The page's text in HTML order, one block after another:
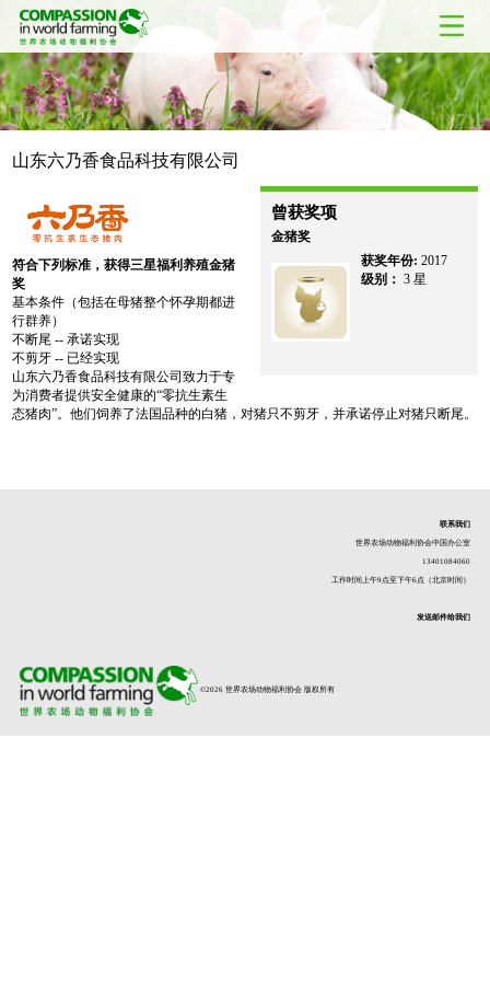
山东六乃香食品科技有限公司
曾获奖项
金猪奖
获奖年份: 2017
级别： 3 星
符合下列标准，获得三星福利养殖金猪
奖
基本条件（包括在母猪整个怀孕期都进
行群养）
不断尾 -- 承诺实现
不剪牙 -- 已经实现
山东六乃香食品科技有限公司致力于专
为消费者提供安全健康的“零抗生素生
态猪肉”。他们饲养了法国品种的白猪，对猪只不剪牙，并承诺停止对猪只断尾。
联系我们
世界农场动物福利协会中国办公室
13401084060
工作时间上午9点至下午6点（北京时间）
发送邮件给我们
©2026 世界农场动物福利协会 版权所有